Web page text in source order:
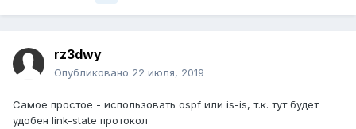
rz3dwy
Опубликовано 22 июля, 2019
Самое простое - использовать ospf или is-is, т.к. тут будет
удобен link-state протокол